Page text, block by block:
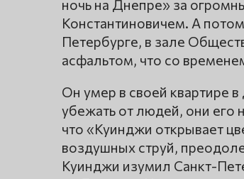
ночь на Днепре» за
Константиновичем. А
Петербурге, в зале
асфальтом, что со
Он умер в своей квартире
убежать от людей, они его
что «Куинджи открывает
воздушных струй,
Куинджи изумил Санкт-